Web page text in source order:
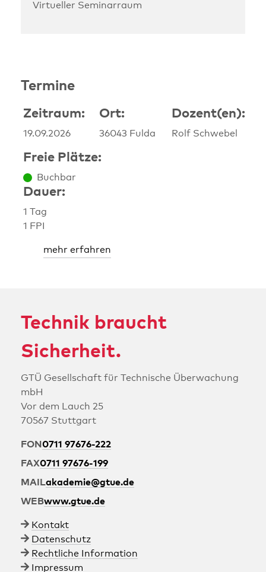
Virtueller Seminarraum
Termine
Liste alternativer Termine zu
Zeitraum:
19.09.2026
Ort:
36043 Fulda
Dozent(en):
Rolf Schwebel
Freie Plätze:
Buchbar
Dauer:
1 Tag
1 FPI
mehr erfahren
Technik braucht
Sicherheit.
GTÜ Ge­sell­schaft für Technische Über­wa­chung
mbH
Vor dem Lauch 25
70567 Stuttgart
FON 0711 97676-222
FAX0711 97676-199
MAILakademie@gtue.de
WEBwww.gtue.de
Kontakt
Datenschutz
Rechtliche Information
Impressum